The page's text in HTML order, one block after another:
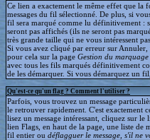
Ce lien a exactement le même effet que la
messages du fil sélectionné. De plus, si
fil sera marqué comme lu définitivement :
seront pas affichés (ils ne seront pas
très grande taille qui ne vous intéressent pas.
Si vous avez cliqué par erreur sur
pour cela sur la page Gestion du marquage
avec tous les fils marqués définitivement
de les démarquer. Si vous démarquez un
Qu'est-ce qu'un flag ? Comment l'utiliser ?
Parfois, vous trouvez un message
le retrouver rapidement. C'est exactement
lisez un message intéressant, cliquez sur
lien Flags, en haut de la page, une liste de
fil entier ou déflagguerle message, s'il ne